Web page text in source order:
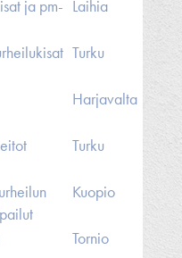
ja pm- Laihia
Turku
Harjavalta
Turku
Kuopio
Tornio